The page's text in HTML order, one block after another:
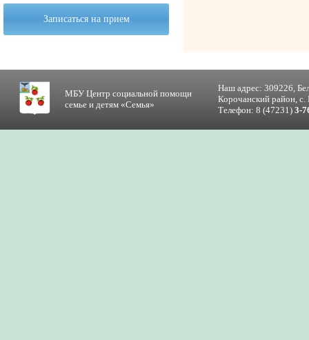
Записаться на прием
МБУ Центр социальной помощи
семье и детям «Семья»
Наш адрес: 309226,
Корочанский район,
Телефон: 8 (47231) 3-